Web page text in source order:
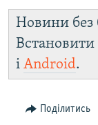
Новини без
Встановити
і Android.
Поділитись